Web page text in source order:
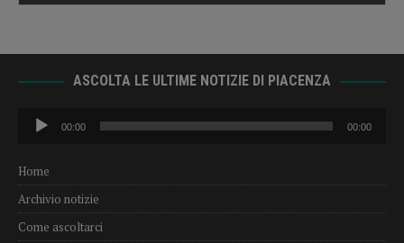
ASCOLTA LE ULTIME NOTIZIE DI PIACENZA
Audio
Player
00:00 00:00
Home
Archivio notizie
Come ascoltarci